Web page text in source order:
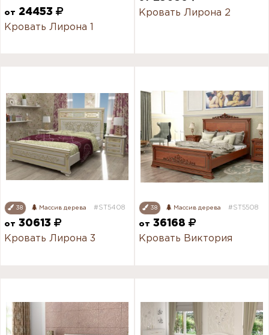
от
24453
Кровать Лирона 1
Кровать Лирона 2
38 Массив дерева #ST5408
от 30613
Кровать Лирона 3
38 Массив дерева #ST5508
от 36168
Кровать Виктория